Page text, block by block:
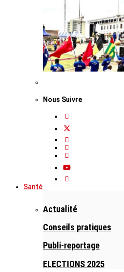
Nous Suivre
Santé
Actualité
Conseils pratiques
Publi-reportage
ELECTIONS 2025